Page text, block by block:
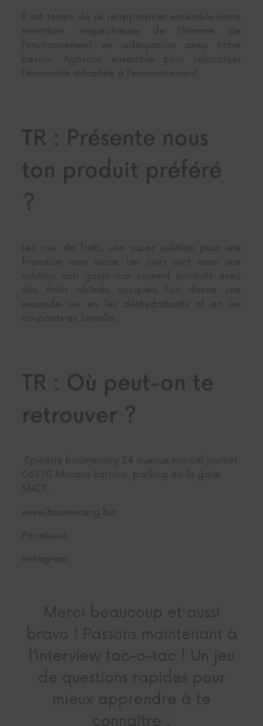
Il est temps de se réapproprier ensemble notre
nourriture, respectueuse de l’homme, de
l’environnement en adéquation avec notre
besoin. Agissons ensemble pour relocaliser
l’économie adaptée à l’environnement.
TR : Présente nous
ton produit préféré
?
Les cuir de fruits, une super solution pour une
friandise sans sucre. Les cuirs sont aussi une
solution anti gaspi car souvent produits avec
des fruits abîmés auxquels l’on donne une
seconde vie en les déshydratants et en les
coupants en lamelle.
TR : Où peut-on te
retrouver ?
Epicerie boomerang 24 avenue marcel journet
06370 Mouans Sartoux, parking de la gare
SNCF.
www.boomerang.bio
Facebook
Instagram
Merci beaucoup et aussi
bravo ! Passons maintenant à
l’interview tac-o-tac ! Un jeu
de questions rapides pour
mieux apprendre à te
connaître :